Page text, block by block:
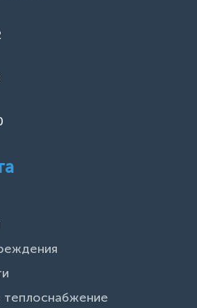
теплоснабжение